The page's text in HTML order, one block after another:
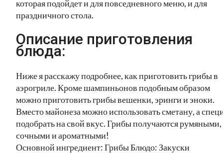
которая подойдет и для повседневного меню, и для
праздничного стола.
Описание приготовления
блюда:
Ниже я расскажу подробнее, как приготовить грибы в
аэрогриле. Кроме шампиньонов подобным образом
можно приготовить грибы вешенки, эринги и эноки.
Вместо майонеза можно использовать сметану, а
подобрать на свой вкус. Грибы получаются румяными,
сочными и ароматными!
Основной ингредиент: Грибы Блюдо: Закуски